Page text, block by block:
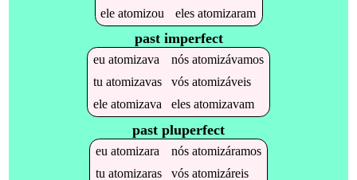
eleatomizou elesatomizaram
past imperfect
eu atomizava nós atomizávamos
tu atomizavas vós atomizáveis
ele atomizava eles atomizavam
past pluperfect
eu atomizara nós atomizáramos
tu atomizaras vós atomizáreis